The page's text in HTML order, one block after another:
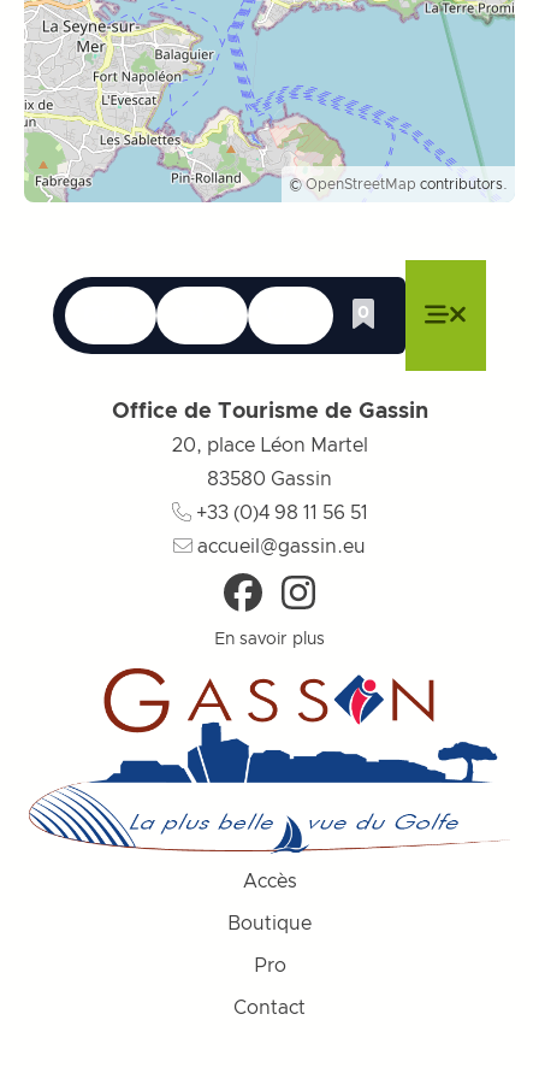
©OpenStreetMap contributors.
Langues
Fermer le menu
Accessibilité
Fermer le menu
Recherche
Fermer le menu
0
Liste de
Office de Tourisme de Gassin
20, place Léon Martel
83580 Gassin
+33 (0)4 98 11 56 51
accueil@gassin.eu
En savoir plus
Accès
Boutique
Pro
Contact